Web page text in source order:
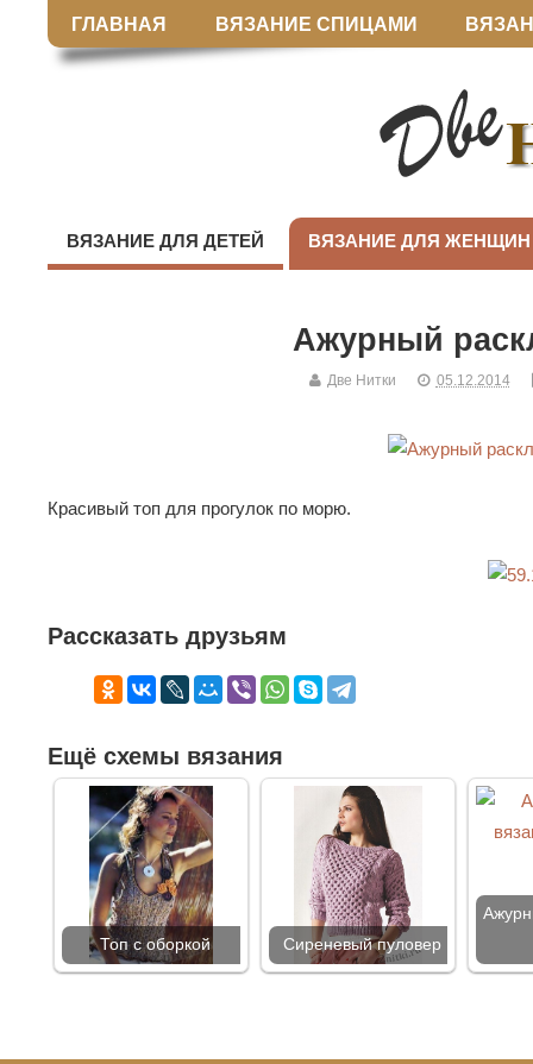
ГЛАВНАЯ ВЯЗАНИЕ СПИЦАМИ
ВЯЗАНИЕ ДЛЯ ДЕТЕЙ ВЯЗАНИЕ ДЛЯ ЖЕНЩИН
Ажурный
Две Нитки 05.12.2014
Красивый топ для прогулок по морю.
Рассказать друзьям
Ещё схемы вязания
Топ с оборкой Сиреневый пуловер